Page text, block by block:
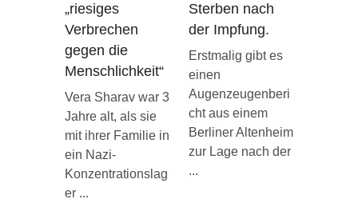
„riesiges
Verbrechen
gegen die
Menschlichkeit“
Vera Sharav war 3
Jahre alt, als sie
mit ihrer Familie in
ein Nazi-
Konzentrationslag
er ...
Sterben nach
der Impfung.
Erstmalig gibt es
einen
Augenzeugenberi
cht aus einem
Berliner Altenheim
zur Lage nach der
...